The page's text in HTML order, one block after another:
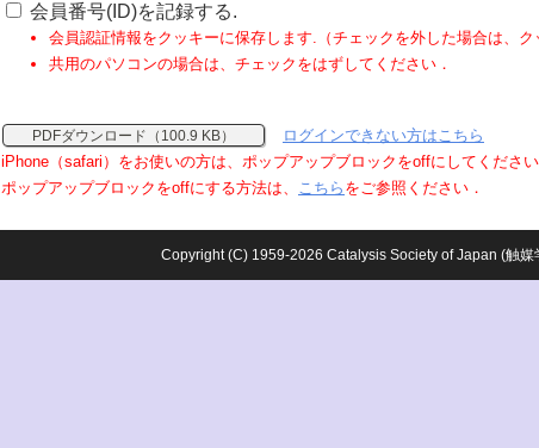
会員番号(ID)を記録する.
会員認証情報をクッキーに保存します.（チェックを外した場合は、ク
共用のパソコンの場合は、チェックをはずしてください．
PDFダウンロード（100.9 KB）
ログインできない方はこちら
iPhone（safari）をお使いの方は、ポップアップブロックをoffにしてください
ポップアップブロックをoffにする方法は、 こちら をご参照ください．
Copyright (C) 1959-2026 Catalysis Society of Japan (触